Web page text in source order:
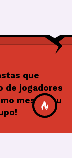
que
de jogadores
mestre ou